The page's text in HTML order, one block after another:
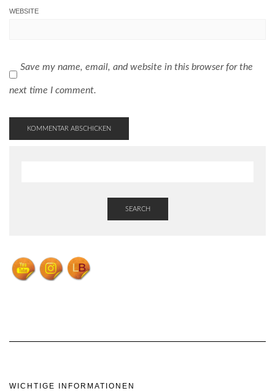
WEBSITE
Save my name, email, and website in this browser for the
next time I comment.
SEARCH
WICHTIGE INFORMATIONEN